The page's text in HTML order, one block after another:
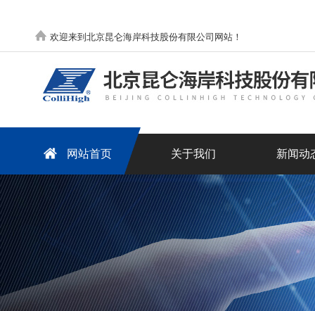
欢迎来到北京昆仑海岸科技股份有限公司网站！
网站首页 关于我们 新闻动